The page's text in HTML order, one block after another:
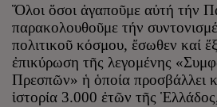
Ὅλοι ὅσοι ἀγαποῦμε αὐτή τήν
παρακολουθοῦμε τήν
πολιτικοῦ κόσμου, ἔσωθεν καί
ἐπικύρωση τῆς λεγομένης
Πρεσπῶν» ἡ ὁποία προσβάλλει
ἱστορία 3.000 ἐτῶν τῆς